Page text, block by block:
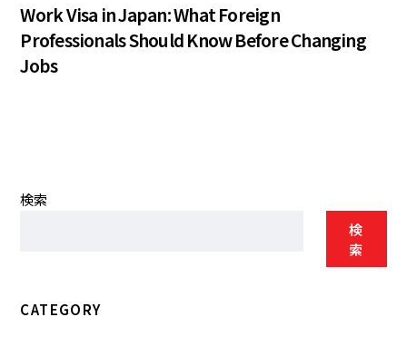
Work Visa in Japan: What Foreign
Professionals Should Know Before Changing
Jobs
検索
検
索
CATEGORY